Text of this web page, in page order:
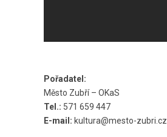
Pořadatel:
Město Zubří – OKaS
Tel.: 571 659 447
E-mail: kultura@mesto-zubri.cz